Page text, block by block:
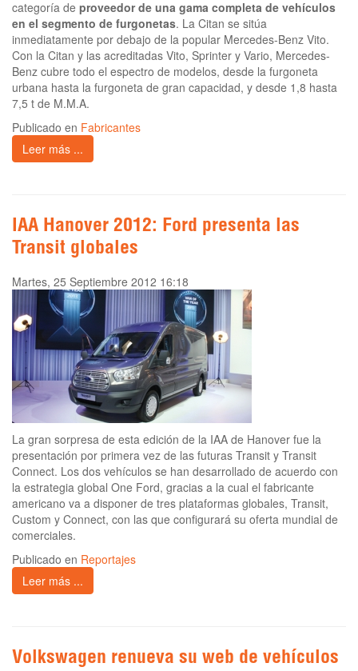
categoría de proveedor de una gama completa de vehículos
en el segmento de furgonetas. La Citan se sitúa
inmediatamente por debajo de la popular Mercedes-Benz Vito.
Con la Citan y las acreditadas Vito, Sprinter y Vario, Mercedes-
Benz cubre todo el espectro de modelos, desde la furgoneta
urbana hasta la furgoneta de gran capacidad, y desde 1,8 hasta
7,5 t de M.M.A.
Publicado en Fabricantes
Leer más ...
IAA Hanover 2012: Ford presenta las
Transit globales
Martes, 25 Septiembre 2012 16:18
La gran sorpresa de esta edición de la IAA de Hanover fue la
presentación por primera vez de las futuras Transit y Transit
Connect. Los dos vehículos se han desarrollado de acuerdo con
la estrategia global One Ford, gracias a la cual el fabricante
americano va a disponer de tres plataformas globales, Transit,
Custom y Connect, con las que configurará su oferta mundial de
comerciales.
Publicado en Reportajes
Leer más ...
Volkswagen renueva su web de vehículos